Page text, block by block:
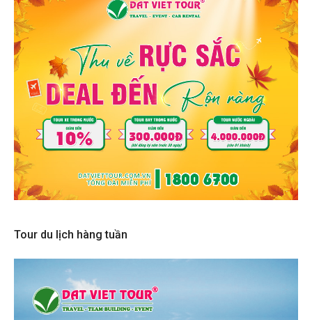
Tour du lịch hàng tuần